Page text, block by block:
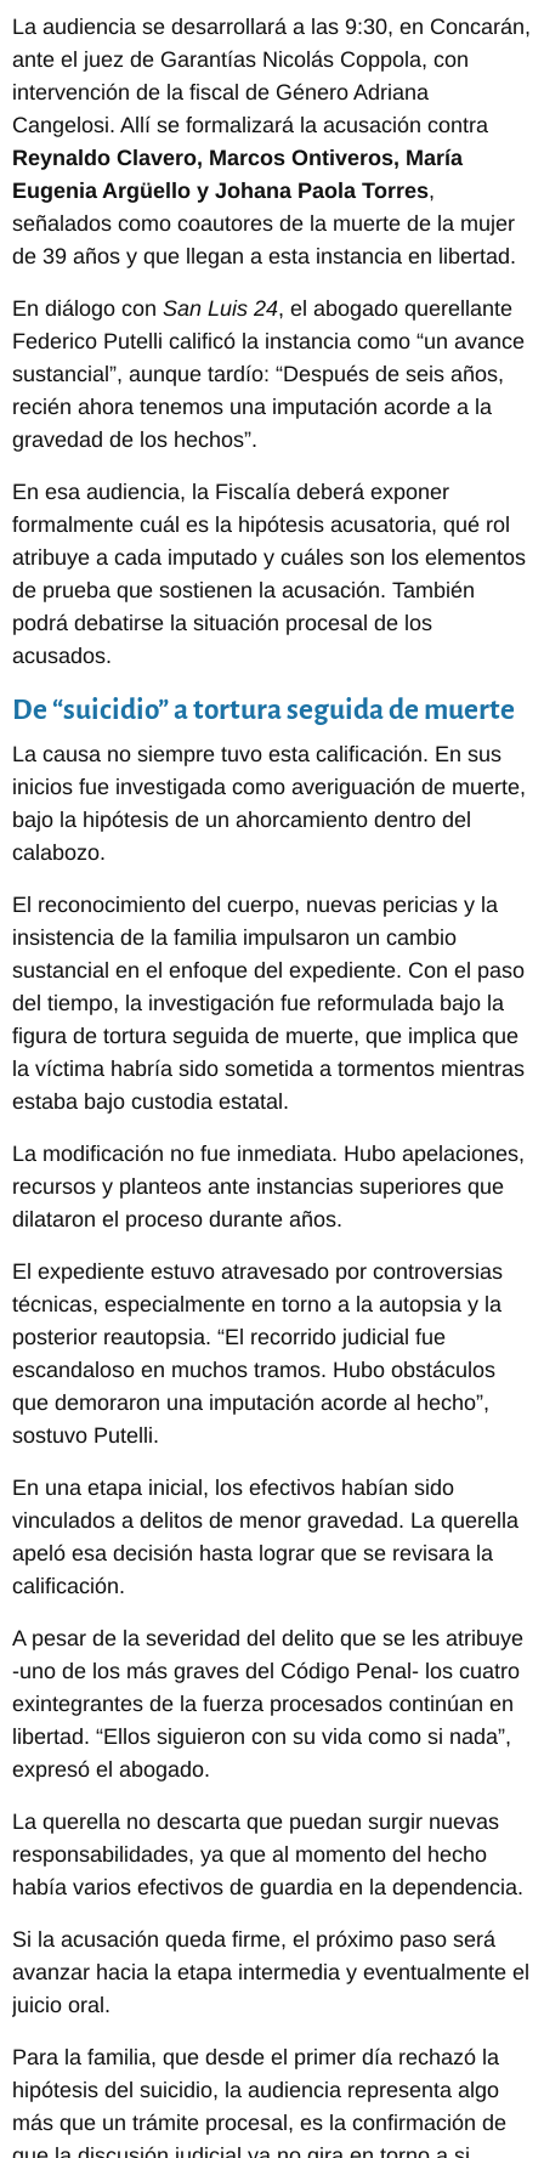
La audiencia se desarrollará a las 9:30, en Concarán,
ante el juez de Garantías Nicolás Coppola, con
intervención de la fiscal de Género Adriana
Cangelosi. Allí se formalizará la acusación contra
Reynaldo Clavero, Marcos Ontiveros, María
Eugenia Argüello y Johana Paola Torres,
señalados como coautores de la muerte de la mujer
de 39 años y que llegan a esta instancia en libertad.
En diálogo con San Luis 24, el abogado querellante
Federico Putelli calificó la instancia como “un avance
sustancial”, aunque tardío: “Después de seis años,
recién ahora tenemos una imputación acorde a la
gravedad de los hechos”.
En esa audiencia, la Fiscalía deberá exponer
formalmente cuál es la hipótesis acusatoria, qué rol
atribuye a cada imputado y cuáles son los elementos
de prueba que sostienen la acusación. También
podrá debatirse la situación procesal de los
acusados.
De “suicidio” a tortura seguida de muerte
La causa no siempre tuvo esta calificación. En sus
inicios fue investigada como averiguación de muerte,
bajo la hipótesis de un ahorcamiento dentro del
calabozo.
El reconocimiento del cuerpo, nuevas pericias y la
insistencia de la familia impulsaron un cambio
sustancial en el enfoque del expediente. Con el paso
del tiempo, la investigación fue reformulada bajo la
figura de tortura seguida de muerte, que implica que
la víctima habría sido sometida a tormentos mientras
estaba bajo custodia estatal.
La modificación no fue inmediata. Hubo apelaciones,
recursos y planteos ante instancias superiores que
dilataron el proceso durante años.
El expediente estuvo atravesado por controversias
técnicas, especialmente en torno a la autopsia y la
posterior reautopsia. “El recorrido judicial fue
escandaloso en muchos tramos. Hubo obstáculos
que demoraron una imputación acorde al hecho”,
sostuvo Putelli.
En una etapa inicial, los efectivos habían sido
vinculados a delitos de menor gravedad. La querella
apeló esa decisión hasta lograr que se revisara la
calificación.
A pesar de la severidad del delito que se les atribuye
-uno de los más graves del Código Penal- los cuatro
exintegrantes de la fuerza procesados continúan en
libertad. “Ellos siguieron con su vida como si nada”,
expresó el abogado.
La querella no descarta que puedan surgir nuevas
responsabilidades, ya que al momento del hecho
había varios efectivos de guardia en la dependencia.
Si la acusación queda firme, el próximo paso será
avanzar hacia la etapa intermedia y eventualmente el
juicio oral.
Para la familia, que desde el primer día rechazó la
hipótesis del suicidio, la audiencia representa algo
más que un trámite procesal, es la confirmación de